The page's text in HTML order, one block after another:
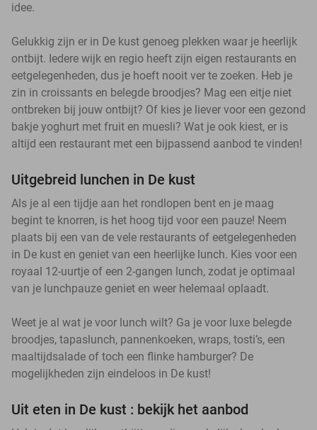
idee.
Gelukkig zijn er in De kust genoeg plekken waar je heerlijk
ontbijt. Iedere wijk en regio heeft zijn eigen restaurants en
eetgelegenheden, dus je hoeft nooit ver te zoeken. Heb je
zin in croissants en belegde broodjes? Mag een eitje niet
ontbreken bij jouw ontbijt? Of kies je liever voor een gezond
bakje yoghurt met fruit en muesli? Wat je ook kiest, er is
altijd een restaurant met een bijpassend aanbod te vinden!
Uitgebreid lunchen in De kust
Als je al een tijdje aan het rondlopen bent en je maag
begint te knorren, is het hoog tijd voor een pauze! Neem
plaats bij een van de vele restaurants of eetgelegenheden
in De kust en geniet van een heerlijke lunch. Kies voor een
royaal 12-uurtje of een 2-gangen lunch, zodat je optimaal
van je lunchpauze geniet en weer helemaal oplaadt.
Weet je al wat je voor lunch wilt? Ga je voor luxe belegde
broodjes, tapaslunch, pannenkoeken, wraps, tosti’s, een
maaltijdsalade of toch een flinke hamburger? De
mogelijkheden zijn eindeloos in De kust!
Uit eten in De kust : bekijk het aanbod